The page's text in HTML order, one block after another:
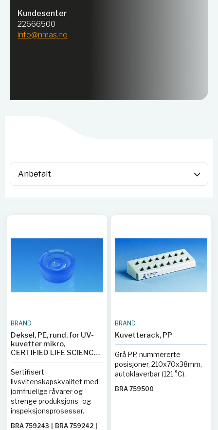
Kundesenter
22666500
info@nmas.no
BRAND
Deksel, PE, rund, for UV-
kuvetter mikro,
CERTIFIED LIFE SCIENCE
QUALITY
Sertifisert
livsvitenskapskvalitet med
jomfruelige råvarer og
strenge produksjons- og
inspeksjonsprosesser.
BRA 759243 BRA 759242
BRAND
Kuvetterack, PP
Grå PP, nummererte
posisjoner, 210x70x38mm,
autoklaverbar (121 °C).
BRA 759500